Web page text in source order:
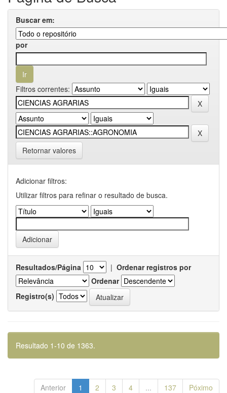
Buscar em:
por
Filtros correntes:
Retornar valores
Adicionar filtros:
Utilizar filtros para refinar o resultado de busca.
Resultados/Página | Ordenar registros por
Ordenar
Registro(s)
Resultado 1-10 de 1363.
Anterior 1 2 3 4 ... 137 Póximo